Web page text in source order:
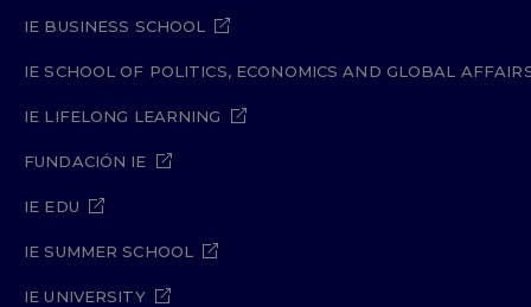
IE BUSINESS SCHOOL
IE SCHOOL OF POLITICS, ECONOMICS AND GLOBAL
IE LIFELONG LEARNING
FUNDACIÓN IE
IE EDU
IE SUMMER SCHOOL
IE UNIVERSITY